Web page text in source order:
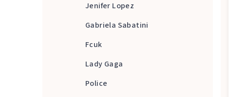
Jenifer Lopez
Gabriela Sabatini
Fcuk
Lady Gaga
Police